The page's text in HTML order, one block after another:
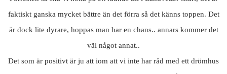
faktiskt ganska mycket bättre än det förra så det känns toppen. Det
är dock lite dyrare, hoppas man har en chans.. annars kommer det
väl något annat..
Det som är positivt är ju att iom att vi inte har råd med ett drömhus